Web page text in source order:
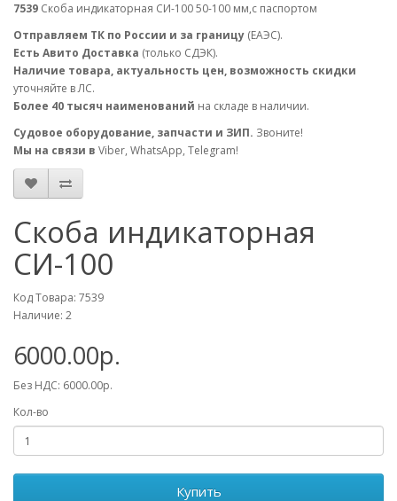
7539 Скоба индикаторная СИ-100 50-100 мм,с паспортом
Отправляем ТК по России и за границу (ЕАЭС).
Есть Авито Доставка (только СДЭК).
Наличие товара, актуальность цен, возможность скидки
уточняйте в ЛС.
Более 40 тысяч наименований на складе в наличии.
Судовое оборудование, запчасти и ЗИП. Звоните!
Мы на связи в Viber, WhatsApp, Telegram!
Скоба индикаторная
СИ-100
Код Товара: 7539
Наличие: 2
6000.00р.
Без НДС: 6000.00р.
Кол-во
Купить